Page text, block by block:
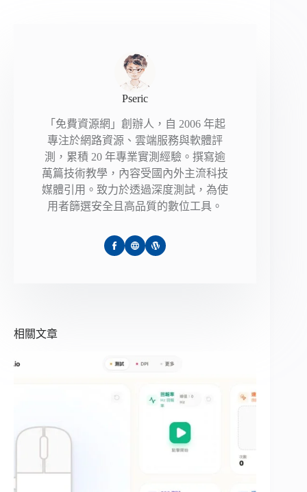
Pseric
「免費資源網」創辦人，自 2006 年起
專注於網路資源、雲端服務與軟體評
測，累積 20 年專業實測經驗。撰寫逾
萬篇技術教學，內容受國內外主流科技
媒體引用。致力於透過深度測試，為使
用者篩選安全且高品質的數位工具。
相關文章